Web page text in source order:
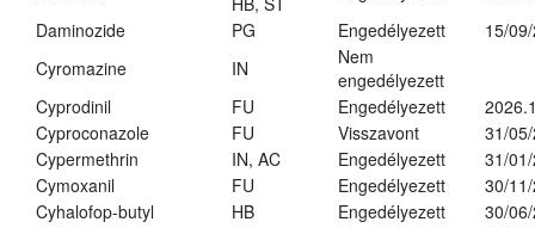
Daminozide
PG Engedélyezett
15/
Cyromazine
IN
Nem
engedélyezett
Cyprodinil
FU Engedélyezett
Cyproconazole
FU Visszavont
31/
Cypermethrin
IN, AC Engedélyezett
31/
Cymoxanil
FU Engedélyezett
30/
Cyhalofop-butyl
HB Engedélyezett
30/